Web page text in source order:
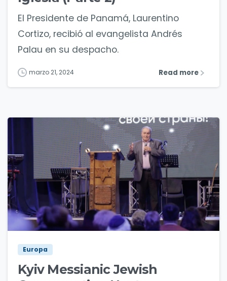
El Presidente de Panamá, Laurentino
Cortizo, recibió al evangelista Andrés
Palau en su despacho.
marzo 21, 2024 Read more
7
Europa
Kyiv Messianic Jewish